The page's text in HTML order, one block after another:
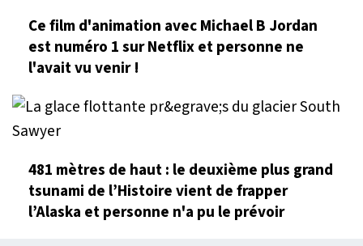
Ce film d'animation avec Michael B Jordan
est numéro 1 sur Netflix et personne ne
l'avait vu venir !
481 mètres de haut : le deuxième plus grand
tsunami de l’Histoire vient de frapper
l’Alaska et personne n'a pu le prévoir